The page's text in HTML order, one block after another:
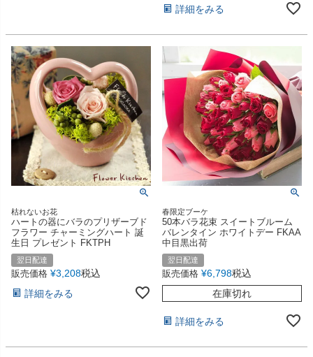
詳細をみる
枯れないお花
ハートの器にバラのプリザーブド
フラワー チャーミングハート 誕
生日 プレゼント FKTPH
翌日配達
販売価格 ¥3,208税込
詳細をみる
春限定ブーケ
50本バラ花束 スイートブルーム
バレンタイン ホワイトデー FKAA
中目黒出荷
翌日配達
販売価格 ¥6,798税込
在庫切れ
詳細をみる